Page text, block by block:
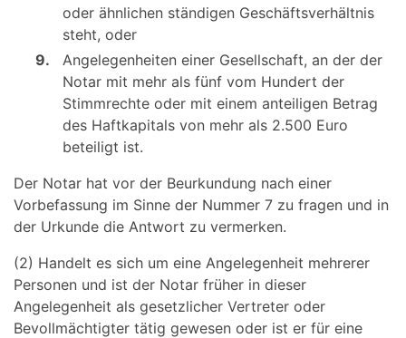
oder ähnlichen ständigen Geschäftsverhältnis
steht, oder
9.
Angelegenheiten einer Gesellschaft, an der der
Notar mit mehr als fünf vom Hundert der
Stimmrechte oder mit einem anteiligen Betrag
des Haftkapitals von mehr als 2.500 Euro
beteiligt ist.
Der Notar hat vor der Beurkundung nach einer
Vorbefassung im Sinne der Nummer 7 zu fragen und in
der Urkunde die Antwort zu vermerken.
(2) Handelt es sich um eine Angelegenheit mehrerer
Personen und ist der Notar früher in dieser
Angelegenheit als gesetzlicher Vertreter oder
Bevollmächtigter tätig gewesen oder ist er für eine